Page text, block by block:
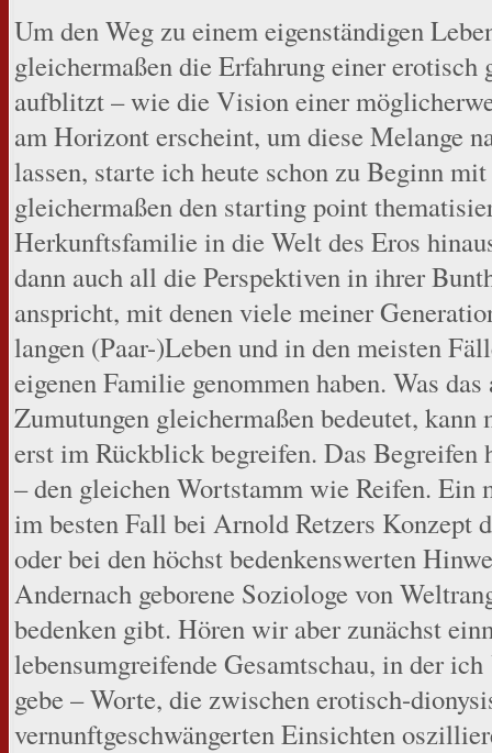
Um den Weg zu einem eigenständigen
gleichermaßen die Erfahrung einer erotisch
aufblitzt – wie die Vision einer
am Horizont erscheint, um diese Melange
lassen, starte ich heute schon zu Beginn
gleichermaßen den starting point
Herkunftsfamilie in die Welt des Eros
dann auch all die Perspektiven in ihrer
anspricht, mit denen viele meiner
langen (Paar-)Leben und in den meisten
eigenen Familie genommen haben. Was
Zumutungen gleichermaßen bedeutet, kann
erst im Rückblick begreifen. Das Begreifen
– den gleichen Wortstamm wie Reifen. Ein
im besten Fall bei Arnold Retzers Konzept
oder bei den höchst bedenkenswerten
Andernach geborene Soziologe von
bedenken gibt. Hören wir aber zunächst
lebensumgreifende Gesamtschau, in der ich
gebe – Worte, die zwischen erotisch-
vernunftgeschwängerten Einsichten